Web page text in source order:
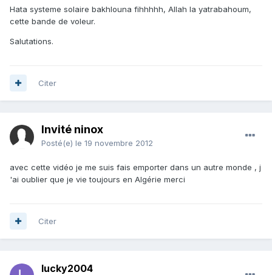
Hata systeme solaire bakhlouna fihhhhh, Allah la yatrabahoum,
cette bande de voleur.
Salutations.
Citer
Invité ninox
Posté(e) le 19 novembre 2012
avec cette vidéo je me suis fais emporter dans un autre monde , j
'ai oublier que je vie toujours en Algérie merci
Citer
lucky2004